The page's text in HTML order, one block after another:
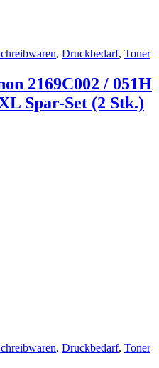
, Druckbedarf, Toner
2169C002 / 051H
Spar-Set (2 Stk.)
, Druckbedarf, Toner